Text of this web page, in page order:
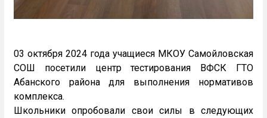
03 октября 2024 года учащиеся МКОУ Самойловская
СОШ посетили центр тестирования ВФСК ГТО
Абанского района для выполнения нормативов
комплекса.
Школьники опробовали свои силы в следующих